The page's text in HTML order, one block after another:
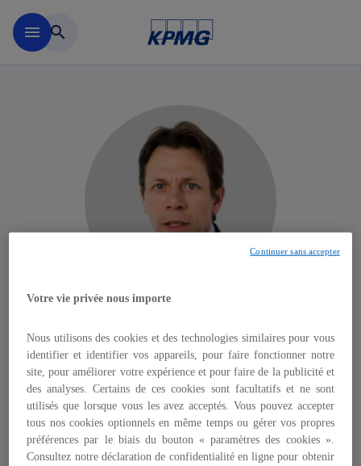
menu search
François de Dorlodot
Associé, Finance Corporate et Secteur
public
KPMG en France
Votre vie privée nous importe
Nous utilisons des cookies et des technologies similaires pour vous
identifier et identifier vos appareils, pour faire fonctionner notre
site, pour améliorer votre expérience et pour faire de la publicité et
des analyses. Certains de ces cookies sont facultatifs et ne sont
utilisés que lorsque vous les avez acceptés. Vous pouvez accepter
tous nos cookies optionnels en même temps ou gérer vos propres
préférences par le biais du bouton « paramètres des cookies ».
Consultez notre déclaration de confidentialité en ligne pour obtenir
Continuer sans accepter